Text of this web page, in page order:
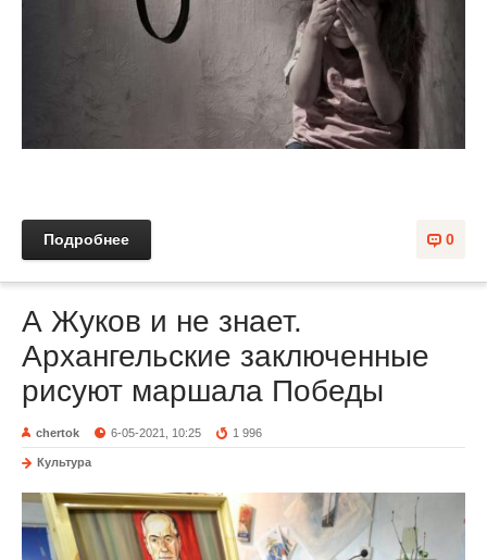
0
Подробнее
А Жуков и не знает.
Архангельские заключенные
рисуют маршала Победы
chertok 6-05-2021, 10:25 1 996
Культура